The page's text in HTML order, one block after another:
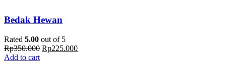
Bedak Hewan
Rated 5.00 out of 5
Rp350.000 Rp225.000
Add to cart